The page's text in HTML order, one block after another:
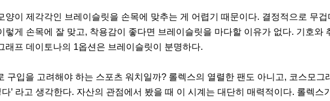
이 제각각인 브레이슬릿을 손목에 맞추는 게 어렵기 때문이다. 결정적으로 무
게 손목에 잘 맞고, 착용감이 좋다면 브레이슬릿을 마다할 이유가 없다. 기호와
프 데이토나의 1옵션은 브레이슬릿이 분명하다.
입을 고려해야 하는 스포츠 워치일까? 롤렉스의 열렬한 팬도 아니고, 코스모
’ 라고 생각한다. 자산의 관점에서 봤을 때 이 시계는 대단히 매력적이다. 롤렉